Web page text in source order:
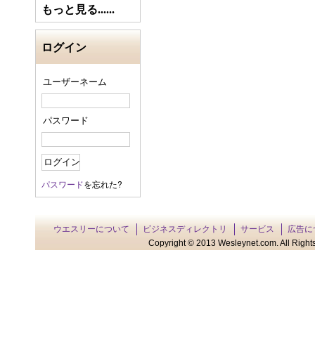
もっと見る......
ログイン
ユーザーネーム
パスワード
パスワードを忘れた?
ウエスリーについて ビジネスディレクトリ サービス
広告に
Copyright © 2013 Wesleynet.com. All